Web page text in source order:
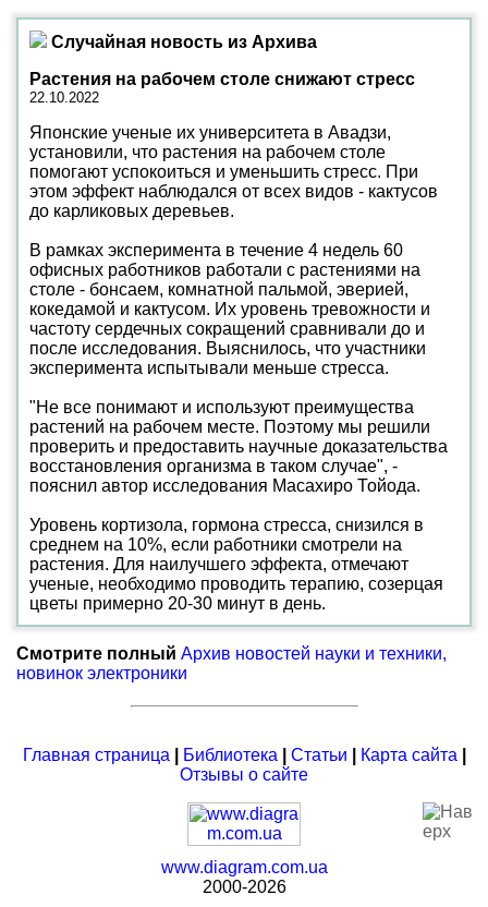
Случайная новость из Архива
Растения на рабочем столе снижают стресс
22.10.2022
Японские ученые их университета в Авадзи,
установили, что растения на рабочем столе
помогают успокоиться и уменьшить стресс. При
этом эффект наблюдался от всех видов - кактусов
до карликовых деревьев.
В рамках эксперимента в течение 4 недель 60
офисных работников работали с растениями на
столе - бонсаем, комнатной пальмой, эверией,
кокедамой и кактусом. Их уровень тревожности и
частоту сердечных сокращений сравнивали до и
после исследования. Выяснилось, что участники
эксперимента испытывали меньше стресса.
"Не все понимают и используют преимущества
растений на рабочем месте. Поэтому мы решили
проверить и предоставить научные доказательства
восстановления организма в таком случае", -
пояснил автор исследования Масахиро Тойода.
Уровень кортизола, гормона стресса, снизился в
среднем на 10%, если работники смотрели на
растения. Для наилучшего эффекта, отмечают
ученые, необходимо проводить терапию, созерцая
цветы примерно 20-30 минут в день.
Смотрите полный Архив новостей науки и техники,
новинок электроники
Главная страница Библиотека Статьи Карта сайта
Отзывы о сайте
www.diagram.com.ua
2000-2026